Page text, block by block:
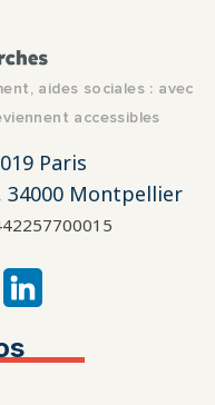
aides sociales : avec
accessibles
Paris
34000 Montpellier